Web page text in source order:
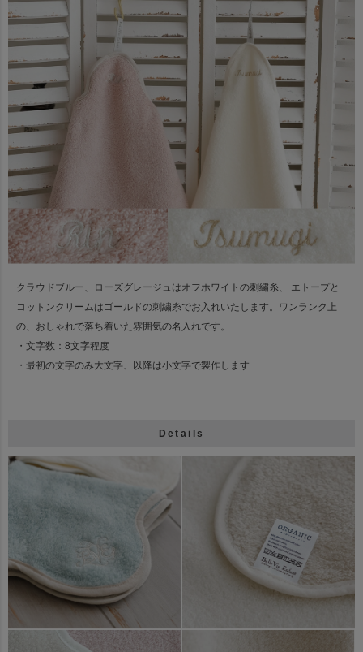
クラウドブルー、ローズグレージュはオフホワイトの刺繍糸、
エトープと
コットンクリームはゴールドの刺繍糸でお入れいたします。 ワンランク上
の、おしゃれで落ち着いた雰囲気の名入れです。
・文字数：8文字程度
・最初の文字のみ大文字、以降は小文字で製作します
Details